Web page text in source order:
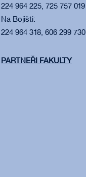
224 964 225, 725 757 019
Na Bojišti:
224 964 318, 606 299 730
PARTNEŘI FAKULTY